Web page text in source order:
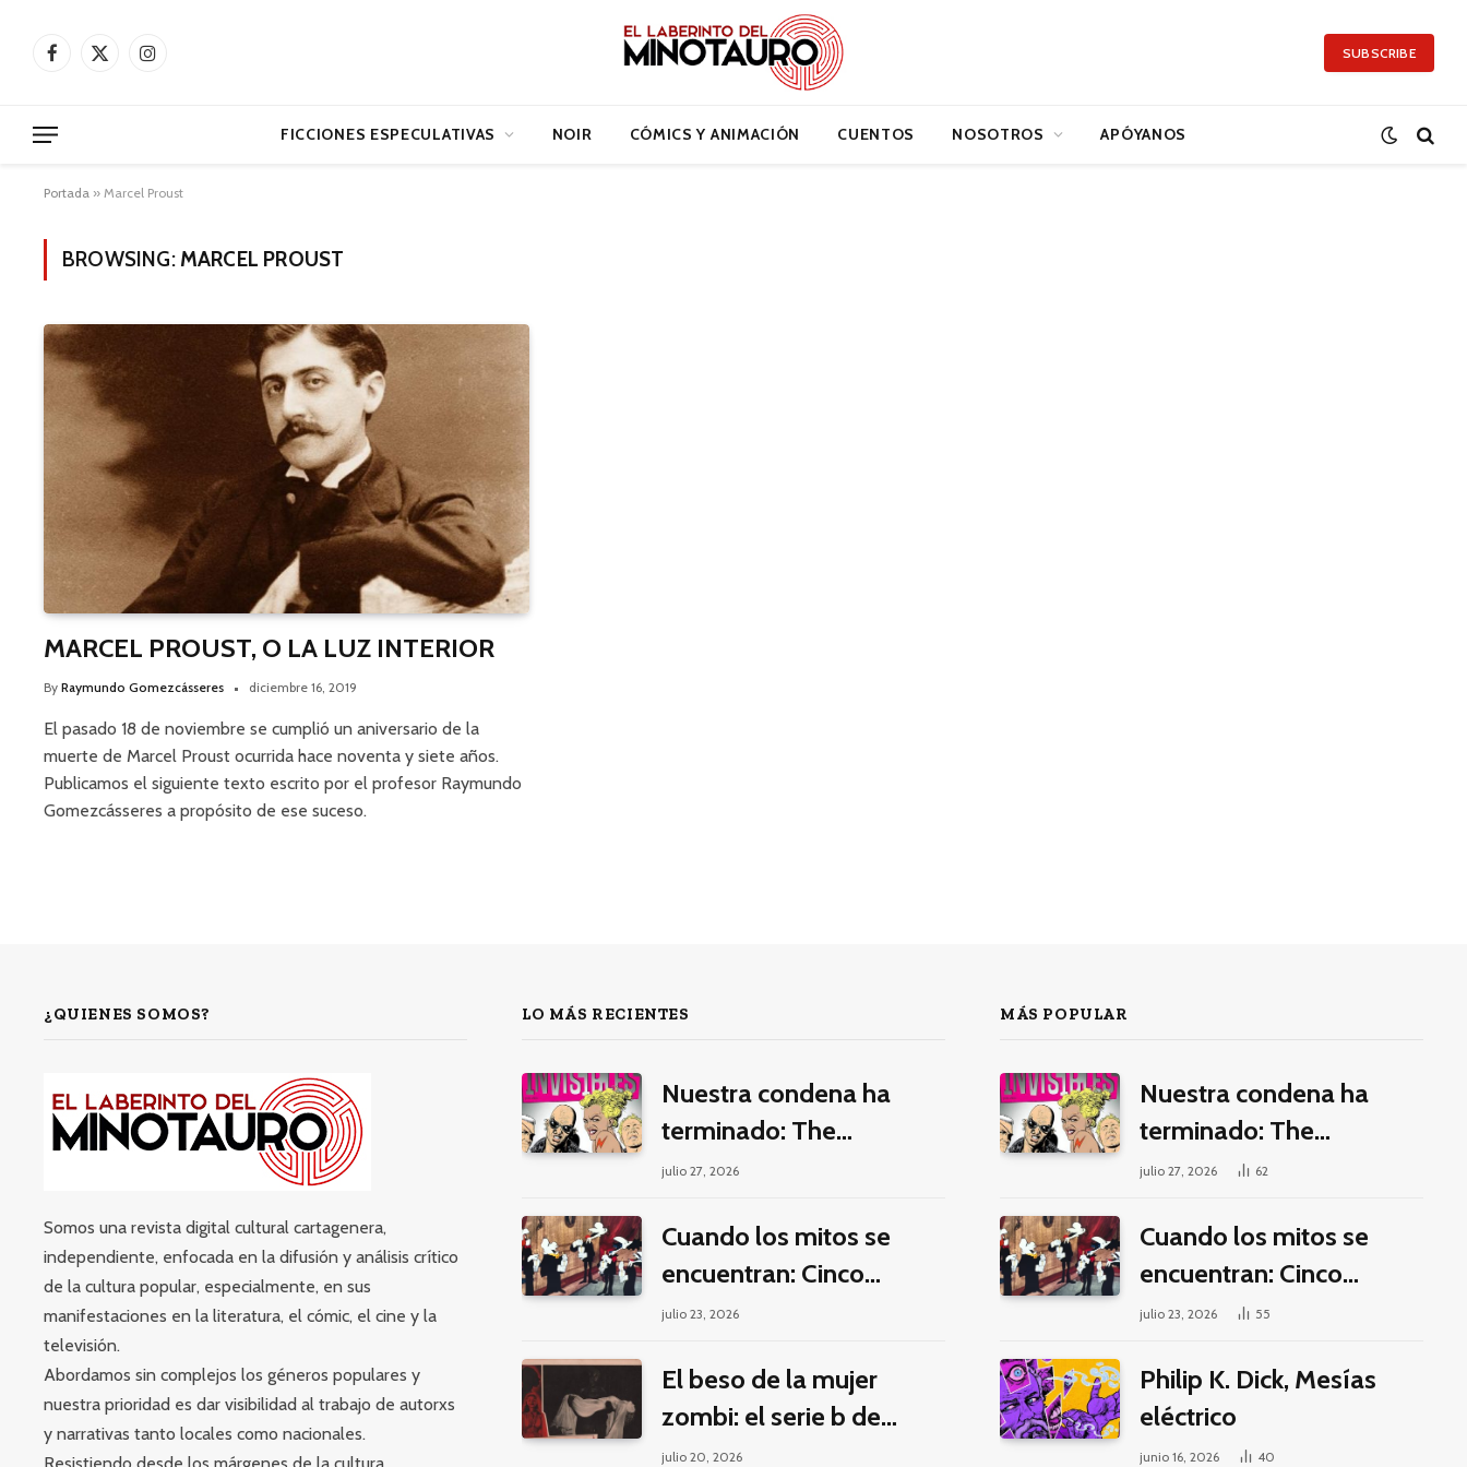
Facebook
X
Instagram SUBSCRIBE
FICCIONES ESPECULATIVAS NOIR CÓMICS Y ANIMACIÓN CUENTOS NOSOTROS APÓYANOS
Portada » Marcel Proust
BROWSING: MARCEL PROUST
MARCEL PROUST, O LA LUZ INTERIOR
By Raymundo Gomezcásseres diciembre 16, 2019
El pasado 18 de noviembre se cumplió un aniversario de la
muerte de Marcel Proust ocurrida hace noventa y siete años.
Publicamos el siguiente texto escrito por el profesor Raymundo
Gomezcásseres a propósito de ese suceso.
¿QUIENES SOMOS?
Somos una revista digital cultural cartagenera,
independiente, enfocada en la difusión y análisis crítico
de la cultura popular, especialmente, en sus
manifestaciones en la literatura, el cómic, el cine y la
televisión.
Abordamos sin complejos los géneros populares y
nuestra prioridad es dar visibilidad al trabajo de autorxs
y narrativas tanto locales como nacionales.
LO MÁS RECIENTES
Nuestra condena ha
terminado: The
Invisibles y la guerra por
julio 27, 2026
Cuando los mitos se
encuentran: Cinco
pilares éticos para una
julio 23, 2026
El beso de la mujer
zombi: el serie b de
Manuel Puig y Jacques
julio 20, 2026
MÁS POPULAR
Nuestra condena ha
terminado: The
Invisibles y la guerra por
julio 27, 2026 62
Cuando los mitos se
encuentran: Cinco
pilares éticos para una
julio 23, 2026 55
Philip K. Dick, Mesías
eléctrico
junio 16, 2026 40